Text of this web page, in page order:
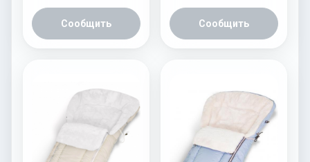
Сообщить Сообщить